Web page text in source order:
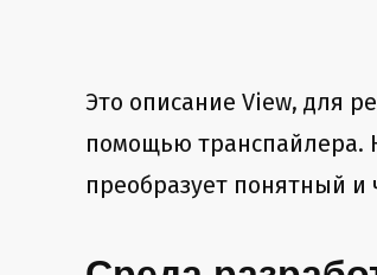
Это описание View, для
помощью транспайлера.
преобразует понятный и